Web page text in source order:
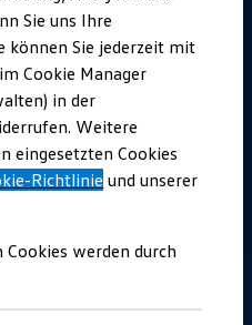
/ Werkstudent
Group
und Logistik
und Führungsexpertinnen
Sie uns Ihre
können Sie jederzeit mit
Cookie Manager
in der
Weitere
eingesetzten Cookies
Richtlinie und unserer
werden durch